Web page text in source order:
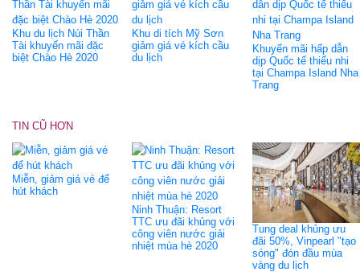
Khu du lịch Núi Thần
Tài khuyến mãi đặc
biệt Chào Hè 2020
Khu di tích Mỹ Sơn
giảm giá vé kích cầu
du lịch
Khuyến mãi hấp dẫn
dịp Quốc tế thiếu nhi
tại Champa Island Nha
Trang
TIN CŨ HƠN
Miễn, giảm giá vé để
hút khách
Ninh Thuận: Resort
TTC ưu đãi khủng với
công viên nước giải
nhiệt mùa hè 2020
Tung deal khủng ưu
đãi 50%, Vinpearl "tạo
sóng" đón đầu mùa
vàng du lịch